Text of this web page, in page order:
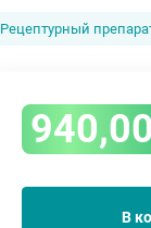
Рецептурный
940,00
В